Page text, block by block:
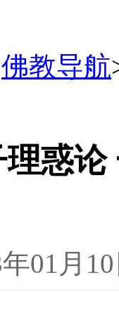
佛教导航
惑论
01月